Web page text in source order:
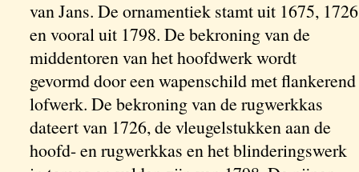
van Jans. De ornamentiek stamt uit 1675, 1726
en vooral uit 1798. De bekroning van de
middentoren van het hoofdwerk wordt
gevormd door een wapenschild met flankerend
lofwerk. De bekroning van de rugwerkkas
dateert van 1726, de vleugelstukken aan de
hoofd- en rugwerkkas en het blinderingswerk